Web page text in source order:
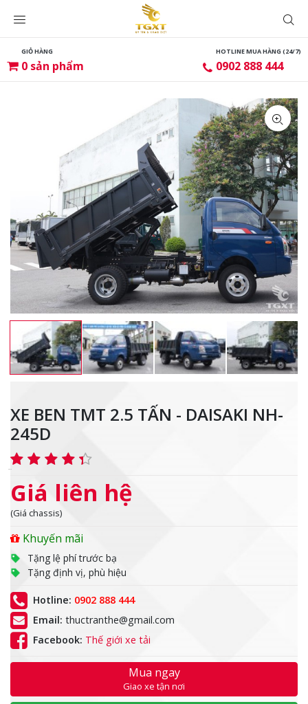
GIỎ HÀNG
0 sản phẩm
HOTLINE MUA HÀNG (24/7)
0902 888 444
XE BEN TMT 2.5 TẤN - DAISAKI NH-
245D
Giá liên hệ
(Giá chassis)
Khuyến mãi
Tặng lệ phí trước bạ
Tặng định vị, phù hiệu
Hotline: 0902 888 444
Email: thuctranthe@gmail.com
Facebook: Thế giới xe tải
Mua ngay
Giao xe tận nơi